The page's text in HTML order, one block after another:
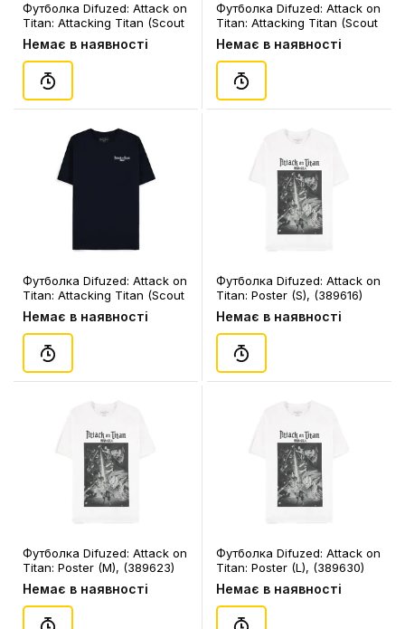
Футболка Difuzed: Attack on
Titan: Attacking Titan (Scout
Regiment) (S), (169331)
Немає в наявності
Футболка Difuzed: Attack on
Titan: Attacking Titan (Scout
Regiment) (M), (169348)
Немає в наявності
Футболка Difuzed: Attack on
Titan: Attacking Titan (Scout
Regiment) (L), (169355)
Немає в наявності
Футболка Difuzed: Attack on
Titan: Poster (S), (389616)
Немає в наявності
Футболка Difuzed: Attack on
Titan: Poster (M), (389623)
Немає в наявності
Футболка Difuzed: Attack on
Titan: Poster (L), (389630)
Немає в наявності